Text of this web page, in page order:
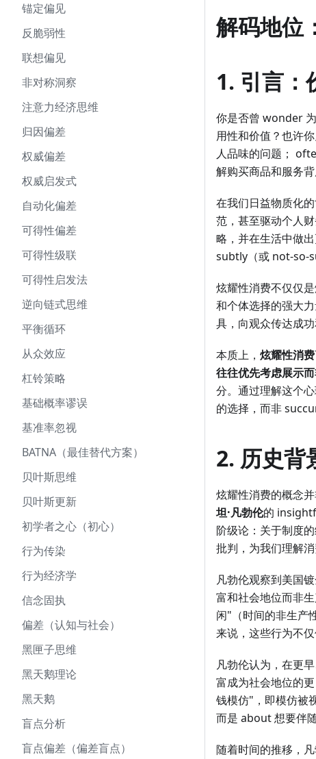
锚定偏见
反脆弱性
联想偏见
非对称洞察
注意力经济思维
归因偏差
权威偏差
权威启发式
自动化偏差
可得性偏差
可得性级联
可得性启发法
逆向链式思维
平衡循环
从众效应
杠铃策略
基础概率谬误
基准率忽视
BATNA（最佳替代方案）
贝叶斯思维
贝叶斯更新
初学者之心（初心）
行为传染
行为经济学
信念固执
偏差（认知与社会）
黑匣子思维
黑天鹅理论
黑天鹅
盲点分析
盲点偏差（偏差盲点）
解码地位
1. 引言：
你是否曾 wonder
用性和价值？也许
人品味的问题；
解购买商品和服务
在我们日益物质化
范，甚至驱动个人
略，并在生活中做
subtly（或 not-so-
炫耀性消费不仅仅
和个体选择的强大
具，向观众传达成
本质上， 炫耀性消费
往往优先考虑展示
分。通过理解这个
的选择，而非
2. 历史背
炫耀性消费的概念
坦·凡勃伦的
阶级论：关于制度
批判，为我们理解
凡勃伦观察到美国
富和社会地位而非
闲"（时间的非生产
来说，这些行为不
凡勃伦认为，在更
富成为社会地位的
钱模仿"，即模仿被
而是 about 想要伴
随着时间的推移，